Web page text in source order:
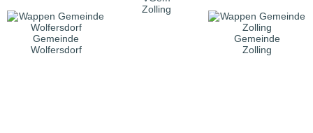
Zolling
Gemeinde
Wolfersdorf
Gemeinde
Zolling